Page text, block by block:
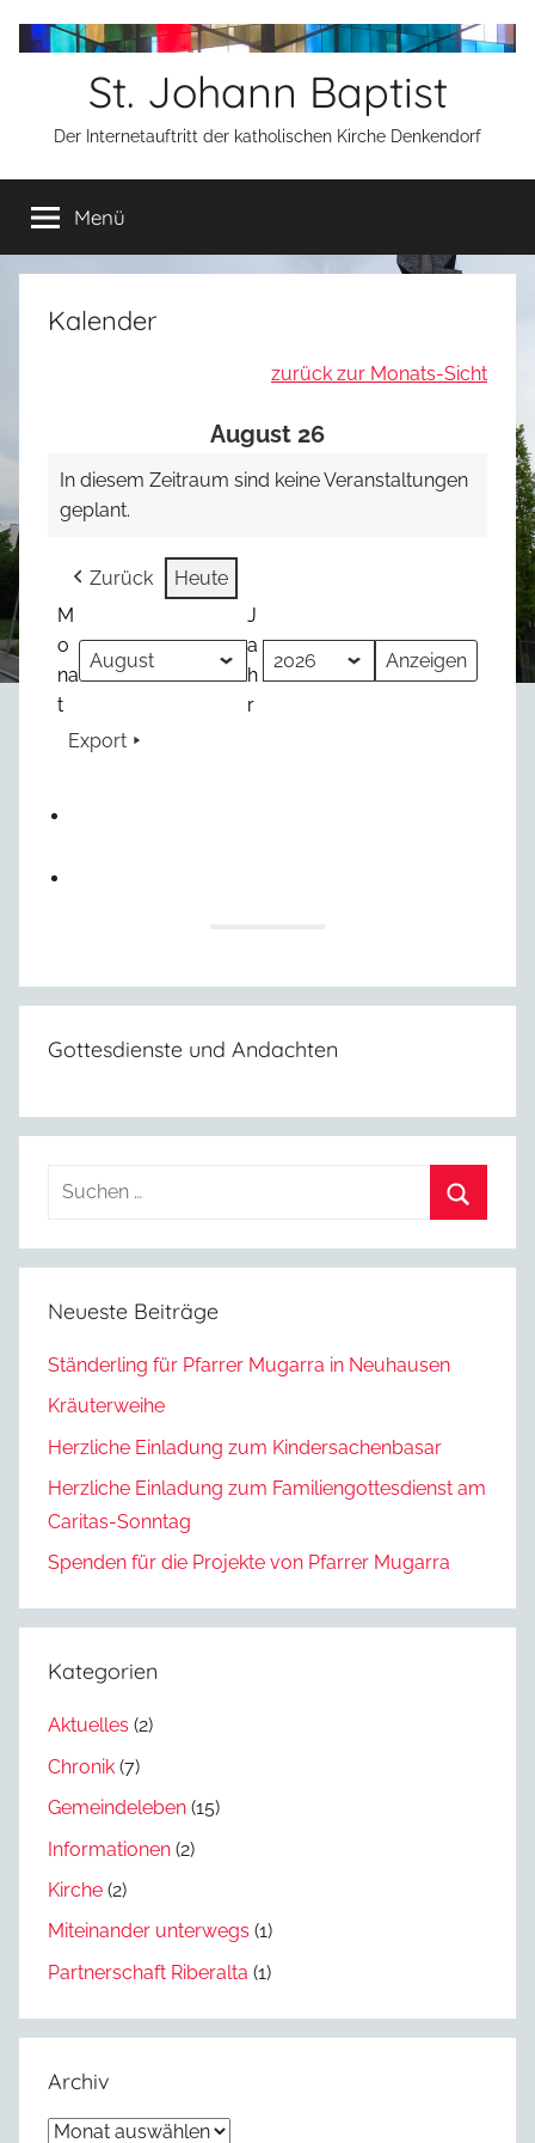
Inhalt
St. Johann Baptist
Der Internetauftritt der katholischen Kirche Denkendorf
Menü
Kalender
zurück zur Monats-Sicht
August 26
In diesem Zeitraum sind keine Veranstaltungen
geplant.
Zurück
Heute
M
o
na
t
J
a
h
r
Export
Gottesdienste und Andachten
Suchen
Neueste Beiträge
Ständerling für Pfarrer Mugarra in Neuhausen
Kräuterweihe
Herzliche Einladung zum Kindersachenbasar
Herzliche Einladung zum Familiengottesdienst am
Caritas-Sonntag
Spenden für die Projekte von Pfarrer Mugarra
Kategorien
Aktuelles (2)
Chronik (7)
Gemeindeleben (15)
Informationen (2)
Kirche (2)
Miteinander unterwegs (1)
Partnerschaft Riberalta (1)
Archiv
Archiv